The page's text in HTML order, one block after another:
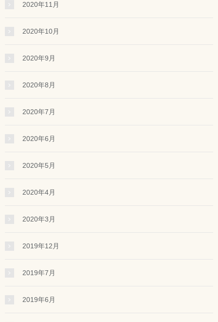
2020年11月
2020年10月
2020年9月
2020年8月
2020年7月
2020年6月
2020年5月
2020年4月
2020年3月
2019年12月
2019年7月
2019年6月